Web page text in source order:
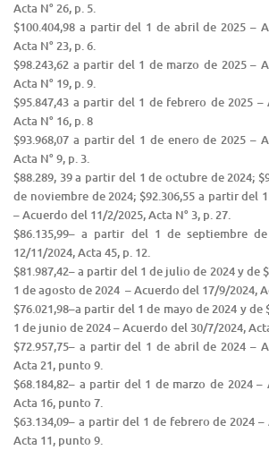
Acta N° 26, p. 5.
$100.404,98 a partir del 1 de abril de 2025 –
Acta N° 23, p. 6.
$98.243,62 a partir del 1 de marzo de 2025 –
Acta N° 19, p. 9.
$95.847,43 a partir del 1 de febrero de 2025
Acta N° 16, p. 8
$93.968,07 a partir del 1 de enero de 2025 –
Acta N° 9, p. 3.
$88.289, 39 a partir del 1 de octubre de 2024;
de noviembre de 2024; $92.306,55 a partir del
– Acuerdo del 11/2/2025, Acta N° 3, p. 27.
$86.135,99– a partir del 1 de septiembre
12/11/2024, Acta 45, p. 12.
$81.987,42– a partir del 1 de julio de 2024 y de
1 de agosto de 2024 – Acuerdo del 17/9/2024,
$76.021,98–a partir del 1 de mayo de 2024 y de
1 de junio de 2024 – Acuerdo del 30/7/2024,
$72.957,75– a partir del 1 de abril de 2024 –
Acta 21, punto 9.
$68.184,82– a partir del 1 de marzo de 2024
Acta 16, punto 7.
$63.134,09– a partir del 1 de febrero de 2024
Acta 11, punto 9.